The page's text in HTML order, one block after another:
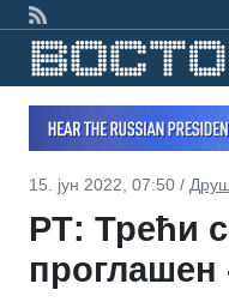
15. јун 2022, 07:50 /
РТ: Трећи